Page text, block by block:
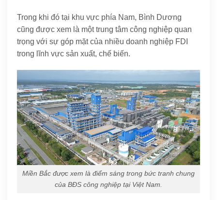
Trong khi đó tại khu vực phía Nam, Bình Dương
cũng được xem là một trung tâm công nghiệp quan
trọng với sự góp mặt của nhiều doanh nghiệp FDI
trong lĩnh vực sản xuất, chế biến.
Miền Bắc được xem là điểm sáng trong bức tranh chung
của BĐS công nghiệp tại Việt Nam.